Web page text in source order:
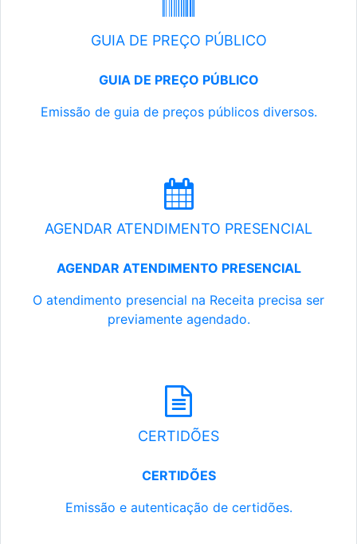
GUIA DE PREÇO PÚBLICO
GUIA DE PREÇO PÚBLICO
Emissão de guia de preços públicos diversos.
AGENDAR ATENDIMENTO PRESENCIAL
AGENDAR ATENDIMENTO PRESENCIAL
O atendimento presencial na Receita precisa ser
previamente agendado.
CERTIDÕES
CERTIDÕES
Emissão e autenticação de certidões.